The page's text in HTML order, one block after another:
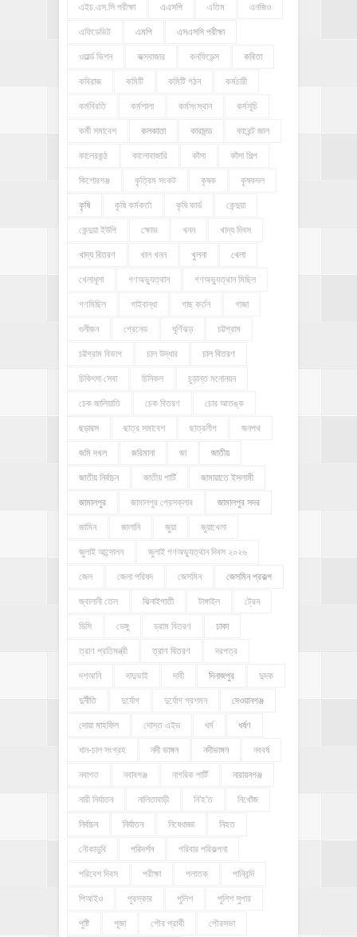
এইচ.এস.সি পরীক্ষা এএসপি এতিম এনজিও
এফিডেভিট এমপি এসএসসি পরীক্ষা
ওয়ার্ল্ড ভিশন কক্সবাজার কনফিডেন্স কবিতা
কবিরাজ কমিটি কমিটি গঠন কর্মচারী
কর্মবিরতি কর্মশালা কর্মসংস্থান কর্মসূচি
কর্মী সমাবেশ কলকাতা কারাদন্ড কারেন্ট জাল
কালেরকন্ঠ কালোবাজারি কাঁসা কাঁসা শিল্প
কিশোরগঞ্জ কৃত্রিম সংকট কৃষক কৃষকদল
কৃষি কৃষি কর্মকর্তা কৃষি কার্ড কেন্দুয়া
কেন্দুয়া ইউপি ক্ষোভ খনন খাদ্য দিবস
খাদ্য বিতরণ খাল খনন খুলনা খেলা
খেলাধূলা গণঅভ্যুত্থান গণঅভ্যুত্থান মিছিল
গণমিছিল গাইবান্ধা গাছ কর্তন গাজা
গুনীজন গ্রেনেড ঘূর্ণিঝড় চট্টগ্রাম
চট্টগ্রাম বিভাগ চাল উদ্ধার চাল বিতরণ
চিকিৎসা সেবা চিনিকল চুড়ান্ত মনোনয়ন
চেক জালিয়াতি চেক বিতরণ চোর আতঙ্ক
ছড়ারস ছাত্র সমাবেশ ছাত্রলীগ জনপথ
জমি দখল জরিমানা জা জাতীয়
জাতীয় নির্বাচন জাতীয় পার্টি জামায়াতে ইসলামী
জামালপুর জামালপুর প্রেসক্লাব জামালপুর সদর
জামিন জালানি জুয়া জুয়াখেলা
জুলাই আন্দোলন জুলাই গণঅভ্যুত্থান দিবস ২০২৬
জেল জেলা পরিষদ জেসমিন জেসমিন প্রকল্প
জ্বালানী তেল ঝিনাইগাতী টাঙ্গাইল ট্রেন
ডিসি ডেঙ্গু ড্রাম বিতরণ ঢাকা
ত্রাণ প্রতিমন্ত্রী ত্রাণ বিতরণ দরপত্র
দশআনি দাদুভাই দাবী দিনাজপুর দুদক
দুর্নীতি দুর্যোগ দুর্যোগ প্রশমন দেওয়ানগঞ্জ
দোয়া মাহফিল দোস্ত এইড ধর্ম ধর্ষণ
ধান-চাল সংগ্রহ নদী ভাঙ্গন নদীভাঙ্গন নববর্ষ
নবাগত নবাবগঞ্জ নাগরিক পার্টি নারায়নগঞ্জ
নারী নির্যাতন নালিতাবাড়ী নি'হ'ত নিখোঁজ
নির্বাচন নির্যাতন নিষেধাজ্ঞা নিহত
নৌকাডুবি পরিদর্শন পরিবার পরিকল্পনা
পরিবেশ দিবস পরীক্ষা পলাতক পানিবন্দি
পিআইও পুরস্কার পুলিশ পুলিশ সুপার
পুষ্টি পূজা পৌর প্রার্থী পৌরসভা